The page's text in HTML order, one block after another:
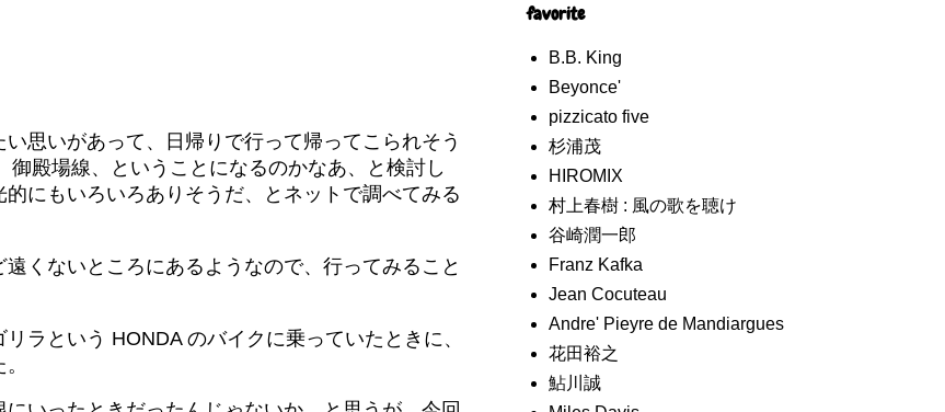
思いがあって、日帰りで行って帰ってこられそう
殿場線、ということになるのかなあ、と検討し
にもいろいろありそうだ、とネットで調べてみる
くないところにあるようなので、行ってみること
ラという HONDA のバイクに乗っていたときに、
favorite
B.B. King
Beyonce'
pizzicato five
杉浦茂
HIROMIX
村上春樹 : 風の歌を聴け
谷崎潤一郎
Franz Kafka
Jean Cocuteau
Andre' Pieyre de Mandiargues
花田裕之
鮎川誠